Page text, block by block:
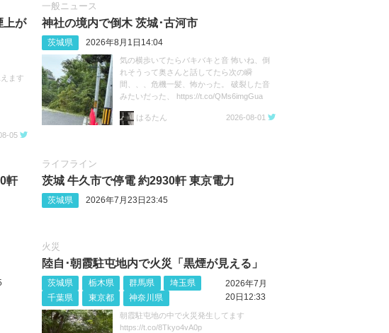
上が
ます
05
一般ニュース
神社の境内で倒木 茨城･古河市
茨城県 2026年8月1日14:04
気の横歩いてたらバキバキと音 怖いね、倒
れそうって奥さんと話してたら次の瞬
間、、、危機一髪、怖かった。 破裂した音
みたいだった、 https://t.co/QMs6imgGua
はるたん 2026-08-01
軒
ライフライン
茨城 牛久市で停電 約2930軒 東京電力
茨城県 2026年7月23日23:45
火災
陸自･朝霞駐屯地内で火災「黒煙が見える」
茨城県 栃木県 群馬県
埼玉県
千葉県
東京都 神奈川県
2026年7月
20日12:33
朝霞駐屯地の中で火災発生してます
https://t.co/8Tkyo4vA0p